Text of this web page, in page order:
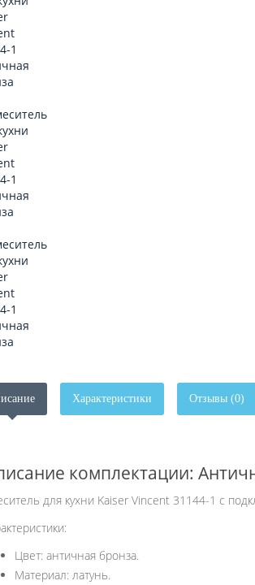
Характеристики Отзывы (0)
комплектации:
для кухни Kaiser Vincent 31144-1 с
Цвет: античная бронза.
Материал: латунь.